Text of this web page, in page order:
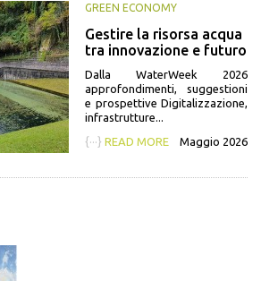
GREEN ECONOMY
Gestire la risorsa acqua
tra innovazione e futuro
Dalla WaterWeek 2026
approfondimenti, suggestioni
e prospettive Digitalizzazione,
infrastrutture...
{···} READ MORE Maggio 2026